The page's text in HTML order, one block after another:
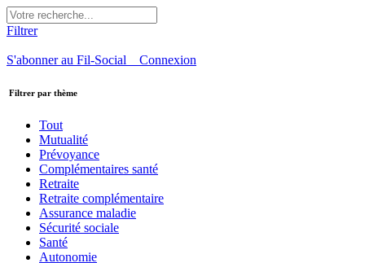
Filtrer
S'abonner au Fil-Social Connexion
Filtrer par thème
Tout
Mutualité
Prévoyance
Complémentaires santé
Retraite
Retraite complémentaire
Assurance maladie
Sécurité sociale
Santé
Autonomie